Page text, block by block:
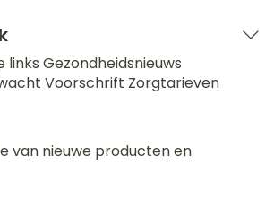
links Gezondheidsnieuws
Voorschrift Zorgtarieven
van nieuwe producten en